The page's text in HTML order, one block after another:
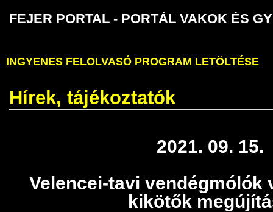
FEJER PORTAL - PORTÁL VAKOK ÉS
INGYENES FELOLVASÓ PROGRAM LETÖLTÉSE
Hírek, tájékoztatók
2021. 09. 15.
Velencei-tavi vendégmólók
kikötők